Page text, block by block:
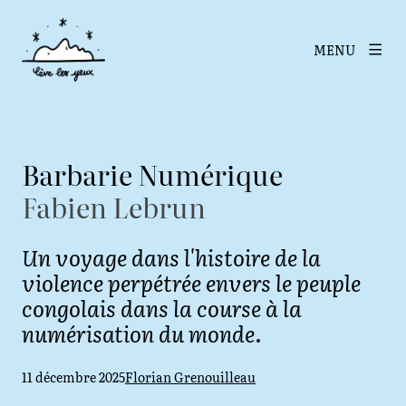
MENU
Barbarie Numérique
Fabien Lebrun
Un voyage dans l'histoire de la
violence perpétrée envers le peuple
congolais dans la course à la
numérisation du monde.
Date de publication
11 décembre 2025Auteur·ice
Florian Grenouilleau